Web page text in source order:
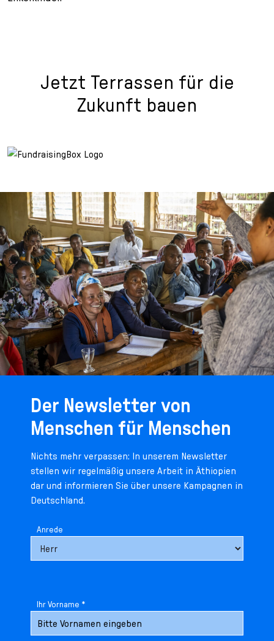
Jetzt Terrassen für die
Zukunft bauen
Der Newsletter von
Menschen für Menschen
Nichts mehr verpassen: In unserem Newsletter
stellen wir regelmäßig unsere Arbeit in Äthiopien
dar und informieren Sie über unsere Kampagnen in
Deutschland.
Anrede
Ihr Vorname *